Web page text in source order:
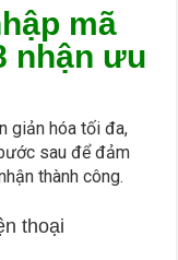
mã
nhận ưu
giản hóa tối đa,
sau để đảm
thành công.
thoại